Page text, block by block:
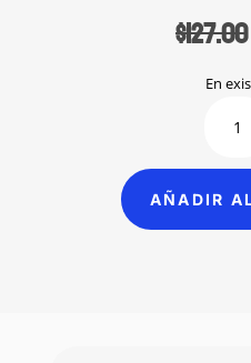
$127.00
En
y
AÑADIR